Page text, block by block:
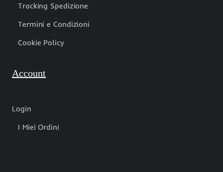
Tracking Spedizione
Termini e Condizioni
Cookie Policy
Account
Login
I Miei Ordini